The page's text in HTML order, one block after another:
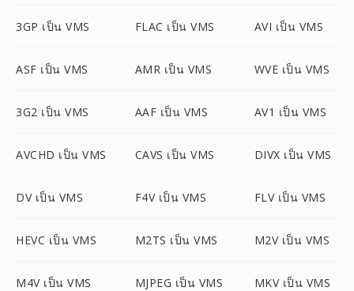
3GP เป็น VMS FLAC เป็น VMS AVI เป็น VMS
ASF เป็น VMS AMR เป็น VMS WVE เป็น VMS
3G2 เป็น VMS AAF เป็น VMS AV1 เป็น VMS
AVCHD เป็น VMS CAVS เป็น VMS DIVX เป็น VMS
DV เป็น VMS F4V เป็น VMS FLV เป็น VMS
HEVC เป็น VMS M2TS เป็น VMS M2V เป็น VMS
M4V เป็น VMS MJPEG เป็น VMS MKV เป็น VMS